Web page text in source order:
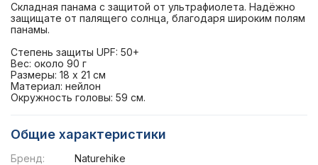
Складная панама с защитой от ультрафиолета. Надёжно
защищате от палящего солнца, благодаря широким полям
панамы.
Степень защиты UPF: 50+
Вес: около 90 г
Размеры: 18 x 21 см
Материал: нейлон
Окружность головы: 59 см.
Общие характеристики
Бренд: Naturehike